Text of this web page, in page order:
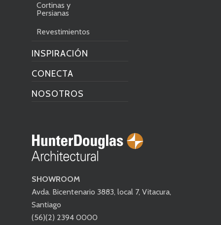
SHOWROOM
Avda. Bicentenario 3883, local 7, Vitacura,
Santiago
(56)(2) 2394 0000
Cortinas y
Persianas
Revestimientos
INSPIRACIÓN
CONECTA
NOSOTROS